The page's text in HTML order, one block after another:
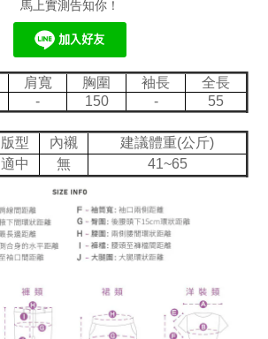
馬上實測告知你！
肩寬 胸圍 袖長
全長
- 150 - 55
版型 內襯
建議體重(公斤)
適中 無 41~65